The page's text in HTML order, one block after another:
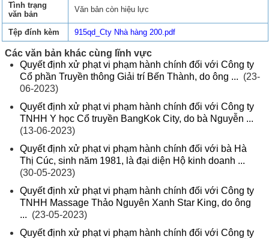
Tình trạng
văn bản
Văn bản còn hiệu lực
Tệp đính kèm 915qd_Cty Nhà hàng 200.pdf
Các văn bản khác cùng lĩnh vực
Quyết định xử phạt vi phạm hành chính đối với Công ty
Cổ phần Truyền thông Giải trí Bến Thành, do ông ... (23-
06-2023)
Quyết định xử phạt vi phạm hành chính đối với Công ty
TNHH Y học Cổ truyền BangKok City, do bà Nguyễn ...
(13-06-2023)
Quyết định xử phạt vi phạm hành chính đối với bà Hà
Thị Cúc, sinh năm 1981, là đại diện Hộ kinh doanh ...
(30-05-2023)
Quyết định xử phạt vi phạm hành chính đối với Công ty
TNHH Massage Thảo Nguyên Xanh Star King, do ông
... (23-05-2023)
Quyết định xử phạt vi phạm hành chính đối với Công ty